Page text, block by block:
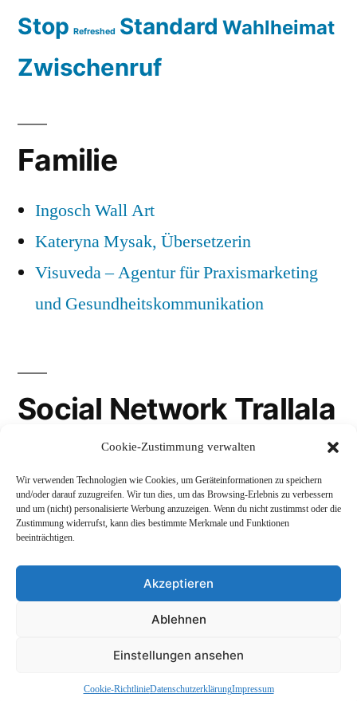
Cookie-Zustimmung verwalten
Wir verwenden Technologien wie Cookies, um Geräteinformationen zu speichern
und/oder darauf zuzugreifen. Wir tun dies, um das Browsing-Erlebnis zu verbessern
und um (nicht) personalisierte Werbung anzuzeigen. Wenn du nicht zustimmst oder die
Zustimmung widerrufst, kann dies bestimmte Merkmale und Funktionen
beeinträchtigen.
Akzeptieren
Ablehnen
Einstellungen ansehen
Cookie-RichtlinieDatenschutzerklärungImpressum
Stop Refreshed Standard Wahlheimat
Zwischenruf
Familie
Ingosch Wall Art
Kateryna Mysak, Übersetzerin
Visuveda – Agentur für Praxismarketing
und Gesundheitskommunikation
Social Network Trallala
LinkedIn
Mastodon
Stolz präsentiert von WordPress.
Impressum und Rechtliches